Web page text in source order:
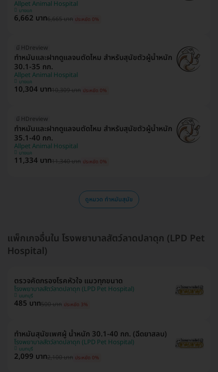
Allpet Animal Hospital
บางแค
6,662 บาท6,665 บาท ประหยัด 0%
มี HDreview
ทำหมันและฝากดูแลจนตัดไหม สำหรับสุนัขตัวผู้น้ำหนัก
30.1-35 กก.
Allpet Animal Hospital
บางแค
10,304 บาท10,309 บาท ประหยัด 0%
มี HDreview
ทำหมันและฝากดูแลจนตัดไหม สำหรับสุนัขตัวผู้น้ำหนัก
35.1-40 กก.
Allpet Animal Hospital
บางแค
11,334 บาท11,340 บาท ประหยัด 0%
ดูหมวด ทำหมันสุนัข
แพ็กเกจอื่นใน โรงพยาบาลสัตว์ลาดปลาดุก (LPD Pet
Hospital)
ตรวจคัดกรองโรคหัวใจ แมวทุกขนาด
โรงพยาบาลสัตว์ลาดปลาดุก (LPD Pet Hospital)
นนทบุรี
485 บาท500 บาท ประหยัด 3%
ทำหมันสุนัขเพศผู้ น้ำหนัก 30.1-40 กก. (ฉีดยาสลบ)
โรงพยาบาลสัตว์ลาดปลาดุก (LPD Pet Hospital)
นนทบุรี
2,099 บาท2,100 บาท ประหยัด 0%